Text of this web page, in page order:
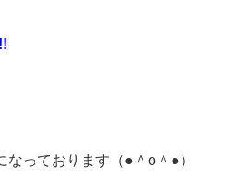
なっております（●＾o＾●）